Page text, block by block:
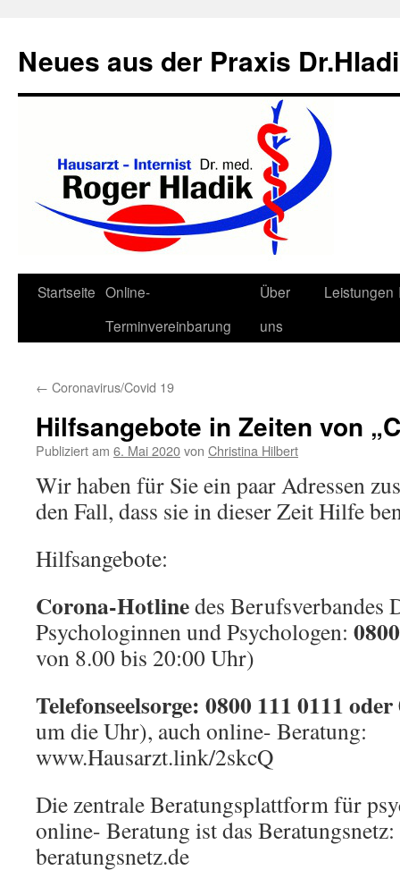
Neues aus der Praxis
Zum
Startseite Online-
Terminvereinbarung
Über
uns
Leistungen
← Coronavirus/Covid 19
Hilfsangebote in Zeiten von
Publiziert am 6. Mai 2020von Christina Hilbert
Wir haben für Sie ein paar Adressen
den Fall, dass sie in dieser Zeit Hilfe
Hilfsangebote:
Corona-Hotlinedes Berufsverbandes
Psychologinnen und Psychologen:
von 8.00 bis 20:00 Uhr)
Telefonseelsorge: 0800 111 0111
um die Uhr), auch online- Beratung:
www.Hausarzt.link/2skcQ
Die zentrale Beratungsplattform für
online- Beratung ist das
beratungsnetz.de